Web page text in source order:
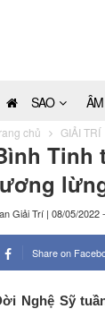
SAO
chủ GIẢI TRÍ
Tinh
Giải Trí | 08/05/2022
Share on
Nghệ Sỹ